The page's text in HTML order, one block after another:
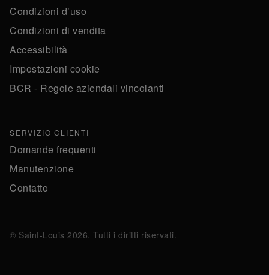
Condizioni d’uso
Condizioni di vendita
Accessibilità
Impostazioni cookie
BCR - Regole aziendali vincolanti
SERVIZIO CLIENTI
Domande frequenti
Manutenzione
Contatto
© Saint-Louis 2026. Tutti i diritti riservati.